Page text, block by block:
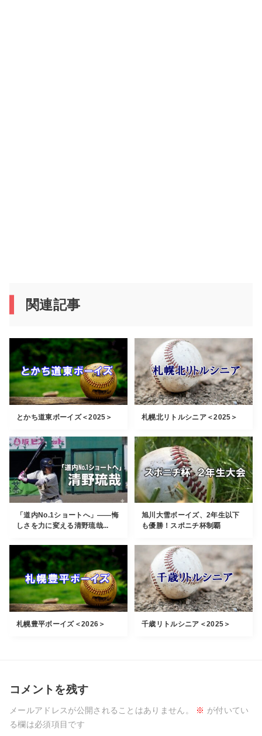
関連記事
とかち道東ボーイズ＜2025＞ 札幌北リトルシニア＜2025＞
「道内No.1ショートへ」――悔
しさを力に変える清野琉哉...
旭川大雪ボーイズ、2年生以下
も優勝！スポニチ杯制覇
札幌豊平ボーイズ＜2026＞ 千歳リトルシニア＜2025＞
コメントを残す
メールアドレスが公開されることはありません。 ※ が付いてい
る欄は必須項目です